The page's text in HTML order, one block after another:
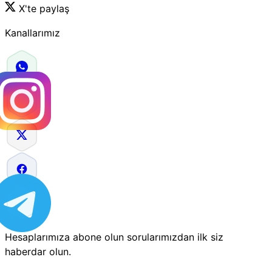
X'te paylaş
Kanallarımız
Hesaplarımıza abone olun sorularımızdan ilk siz
haberdar olun.